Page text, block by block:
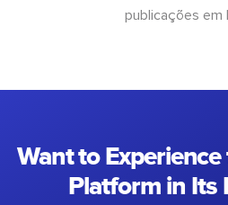
publicações em
Want to
Platform in Its